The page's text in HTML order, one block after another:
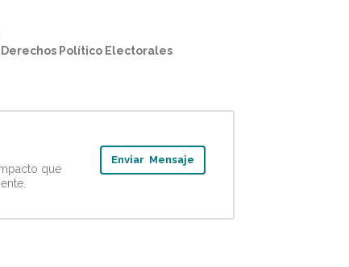
Político Electorales
Enviar Mensaje
que